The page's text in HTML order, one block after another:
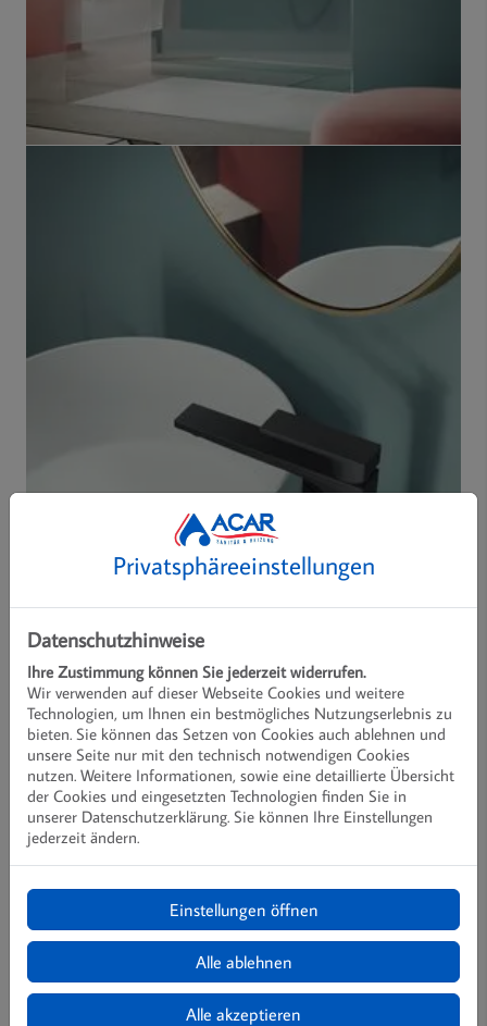
Privatsphäre­einstellungen
Datenschutzhinweise
Ihre Zustimmung können Sie jederzeit widerrufen.
Wir verwenden auf dieser Webseite Cookies und weitere
Technologien, um Ihnen ein bestmögliches Nutzungserlebnis zu
bieten. Sie können das Setzen von Cookies auch ablehnen und
unsere Seite nur mit den technisch notwendigen Cookies
nutzen. Weitere Informationen, sowie eine detaillierte Übersicht
der Cookies und eingesetzten Technologien finden Sie in
unserer Datenschutzerklärung. Sie können Ihre Einstellungen
jederzeit ändern.
Einstellungen öffnen
Alle ablehnen
Alle akzeptieren